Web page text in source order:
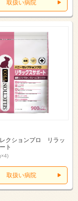
取扱い病院
クションプロ リラッ
ト
取扱い病院